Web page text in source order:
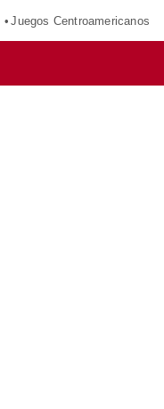
Juegos Centroamericanos